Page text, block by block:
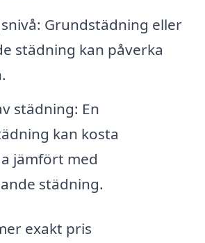
Grundstädning eller
städning kan påverka
städning: En
kan kosta
jämfört med
städning.
exakt pris